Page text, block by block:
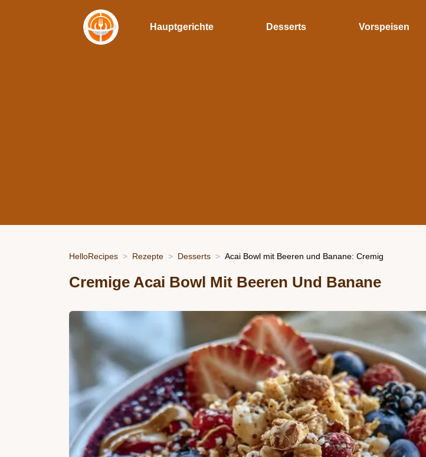
Hauptgerichte Desserts Vorspeisen
HelloRecipes Rezepte Desserts Acai Bowl mit Beeren und Banane: Cremig
Cremige Acai Bowl Mit Beeren Und Banane